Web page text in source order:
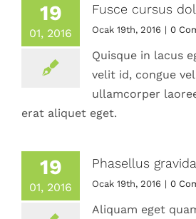
19
01, 2016
Fusce cursus
Ocak 19th, 2016 | 0
Quisque in lacus
velit id, congue
ullamcorper
erat aliquet eget.
19
01, 2016
Phasellus
Ocak 19th, 2016 | 0
Aliquam eget
924.090 Poz